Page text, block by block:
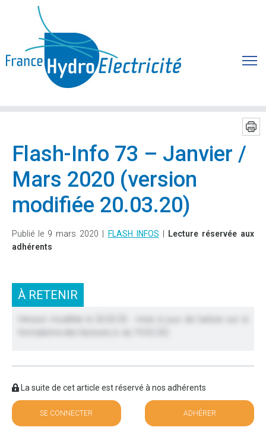
Flash-Info 73 – Janvier /
Mars 2020 (version
modifiée 20.03.20)
Publié le 9 mars 2020 | FLASH INFOS
Lecture réservée aux
adhérents
À RETENIR
La suite de cet article est réservé à nos adhérents
SE CONNECTER ADHÉRER